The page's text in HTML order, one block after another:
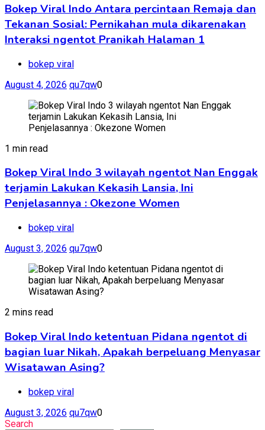
Bokep Viral Indo Antara percintaan Remaja dan
Tekanan Sosial: Pernikahan mula dikarenakan
Interaksi ngentot Pranikah Halaman 1
bokep viral
August 4, 2026 qu7qw0
1 min read
Bokep Viral Indo 3 wilayah ngentot Nan Enggak
terjamin Lakukan Kekasih Lansia, Ini
Penjelasannya : Okezone Women
bokep viral
August 3, 2026 qu7qw0
2 mins read
Bokep Viral Indo ketentuan Pidana ngentot di
bagian luar Nikah, Apakah berpeluang Menyasar
Wisatawan Asing?
bokep viral
August 3, 2026 qu7qw0
Search